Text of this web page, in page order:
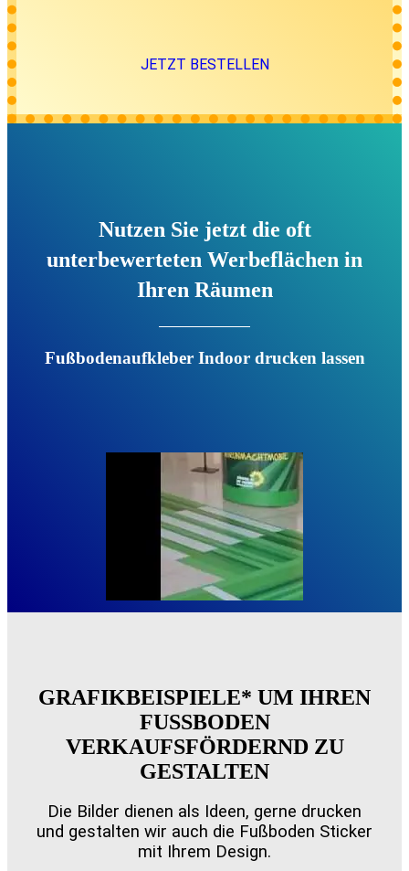
JETZT BESTELLEN
Nutzen Sie jetzt die oft
unterbewerteten Werbeflächen in
Ihren Räumen
Fußbodenaufkleber Indoor drucken lassen
GRAFIKBEISPIELE* UM IHREN
FUSSBODEN
VERKAUFSFÖRDERND ZU
GESTALTEN
Die Bilder dienen als Ideen, gerne drucken
und gestalten wir auch die Fußboden Sticker
mit Ihrem Design.